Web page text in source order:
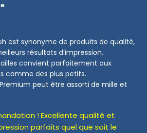
est synonyme de produits de qualité,
résultats d’impression.
convient parfaitement aux
comme des plus petits.
peut être assorti de mille et
! Excellente qualité et
parfaits quel que soit le